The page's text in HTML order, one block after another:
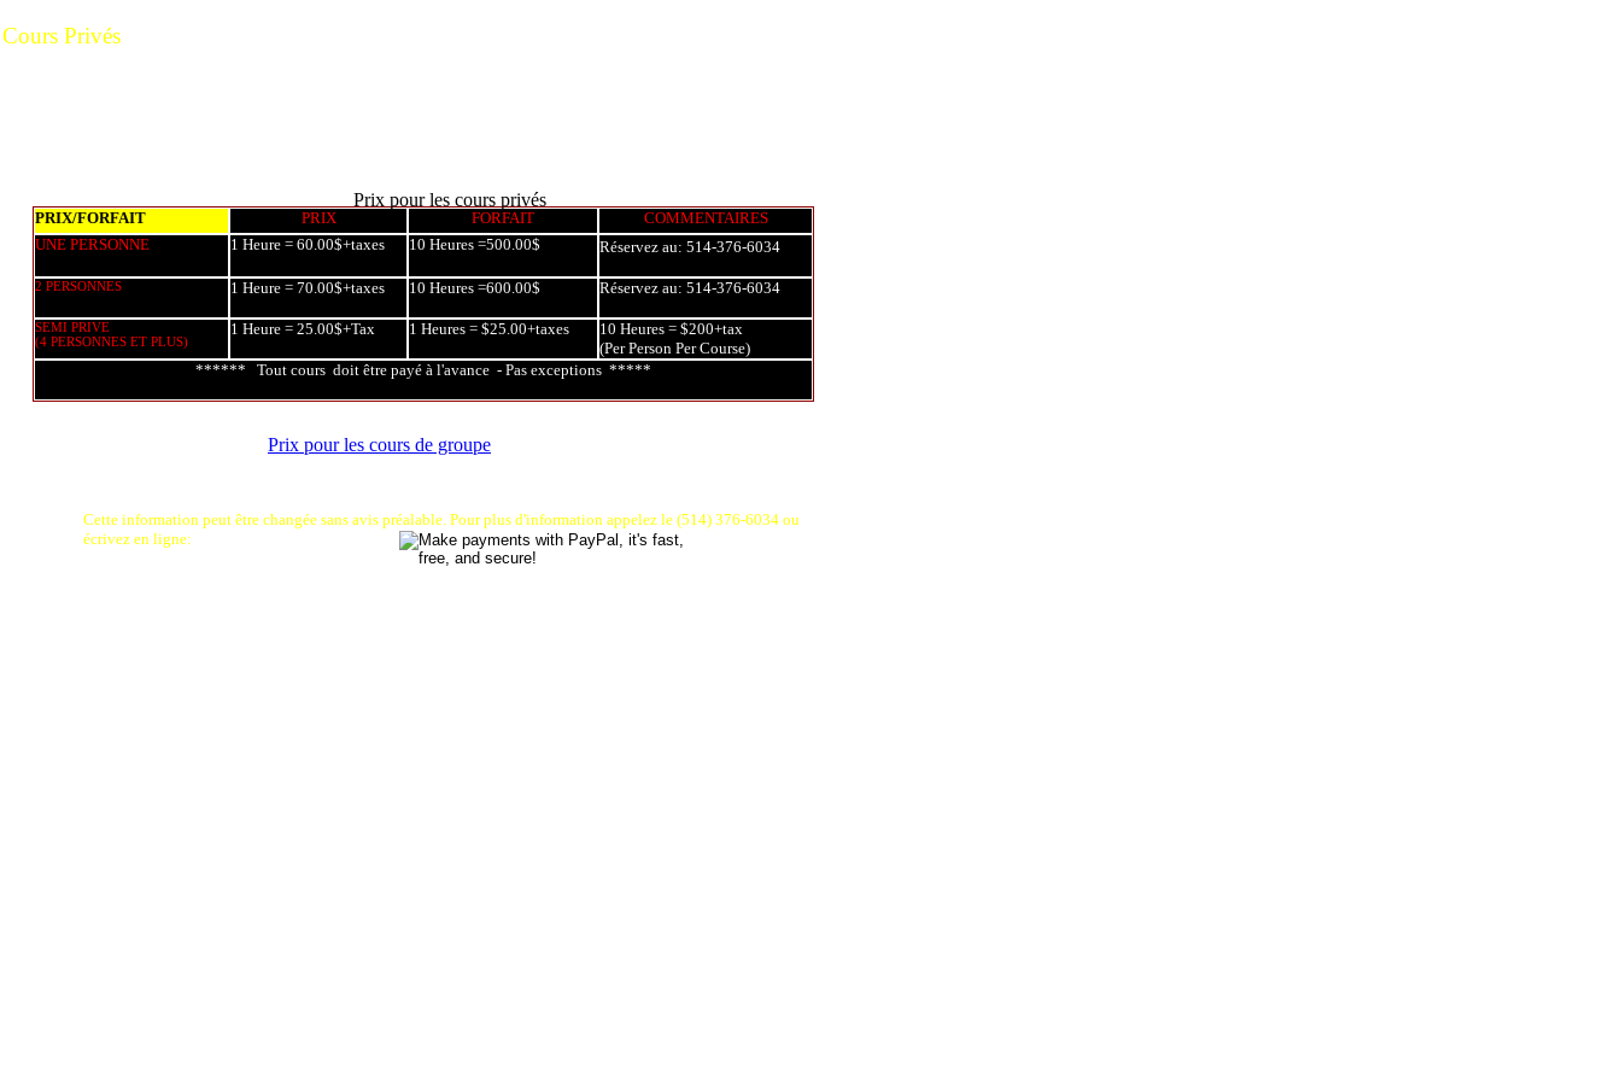
Cours Privés
PRIX/FORFAIT PRIX FORFAIT
COMMENTAIRES
UNE PERSONNE
1 Heure = 60.00$+taxes 10 Heures =500.00$ Réservez au: 514-376-6034
2 PERSONNES 1 Heure = 70.00$+taxes 10 Heures =600.00$ Réservez au: 514-376-6034
SEMI PRIVE
(4 PERSONNES ET PLUS)
1 Heure = 25.00$+Tax 1 Heures = $25.00+taxes
10 Heures = $200+tax
(Per Person Per Course)
****** Tout cours doit être payé à l'avance - Pas exceptions *****
Cette information peut être changée sans avis préalable. Pour plus d'information appelez le (514) 376-6034 ou
écrivez en ligne:
Prix pour les cours privés
Prix pour les cours de groupe